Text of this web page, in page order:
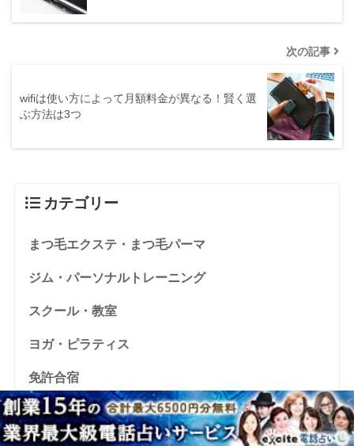
次の記事
wifiは使い方によって月額料金が異なる！賢く選
ぶ方法は3つ
カテゴリー
まつ毛エクステ・まつ毛パーマ
ジム・パーソナルトレーニング
スクール・教室
ヨガ・ピラティス
免許合宿
占い